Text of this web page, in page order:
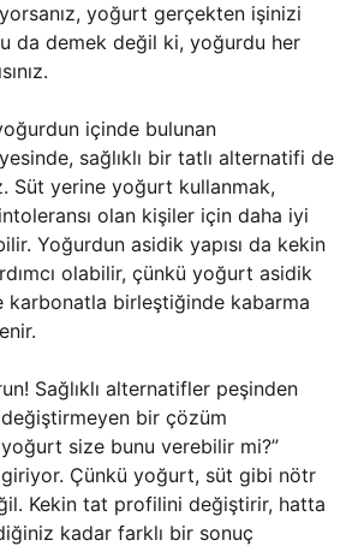
yoğurt gerçekten işinizi
da demek değil ki, yoğurdu her
içinde bulunan
sağlıklı bir tatlı alternatifi de
Süt yerine yoğurt kullanmak,
olan kişiler için daha iyi
Yoğurdun asidik yapısı da kekin
olabilir, çünkü yoğurt asidik
karbonatla birleştiğinde kabarma
Sağlıklı alternatifler peşinden
değiştirmeyen bir çözüm
size bunu verebilir mi?”
Çünkü yoğurt, süt gibi nötr
Kekin tat profilini değiştirir, hatta
kadar farklı bir sonuç